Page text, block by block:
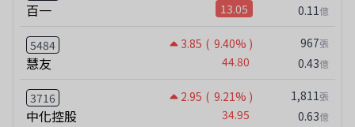
百一 13.05 0.11億
5484 3.85 ( 9.40% )
慧友 44.80
967張
0.43億
3716 2.95 ( 9.21% )
中化控股 34.95
1,811張
0.63億